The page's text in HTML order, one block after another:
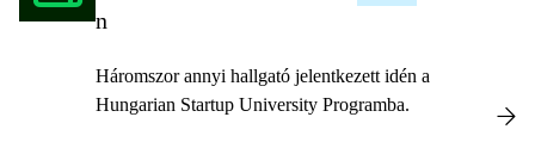
n
Háromszor annyi hallgató jelentkezett idén a
Hungarian Startup University Programba.